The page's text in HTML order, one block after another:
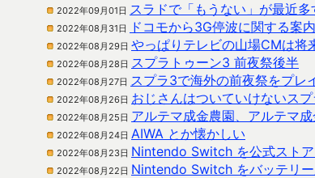
2022年09月01日 スラドで「もうない」が最近多
2022年08月31日 ドコモから3G停波に関する案
2022年08月29日 やっぱりテレビの山場CMは将
2022年08月28日 スプラトゥーン3 前夜祭後半
2022年08月27日 スプラ3で海外の前夜祭をプレ
2022年08月26日 おじさんはついていけないス
2022年08月25日 アルテマ成金農園、アルテマ
2022年08月24日 AIWA とか懐かしい
2022年08月23日 Nintendo Switch を公式ストア
2022年08月22日 Nintendo Switch をバッテリー